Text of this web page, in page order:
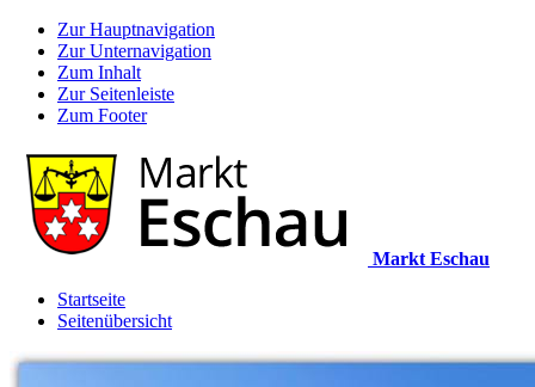
Zur Hauptnavigation
Zur Unternavigation
Zum Inhalt
Zur Seitenleiste
Zum Footer
Markt Eschau
Startseite
Seitenübersicht